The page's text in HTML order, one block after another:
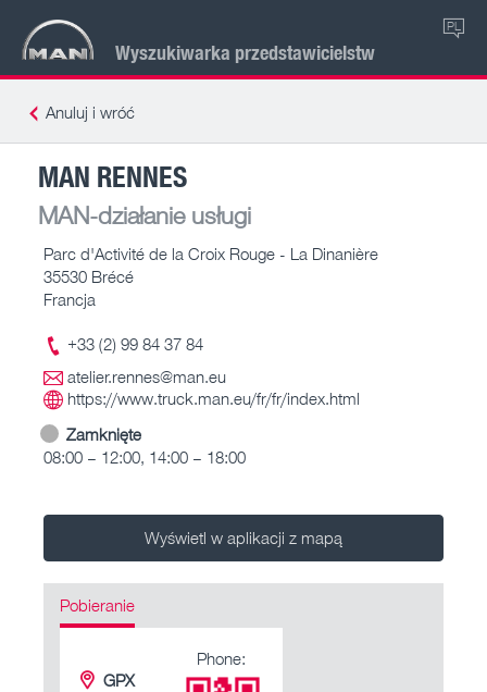
Wyszukiwarka przedstawicielstw
PL
Anuluj i wróć
MAN RENNES
MAN-działanie usługi
Parc d'Activité de la Croix Rouge - La Dinanière
35530 Brécé
Francja
+33 (2) 99 84 37 84
atelier.rennes@man.eu
https://www.truck.man.eu/fr/fr/index.html
Zamknięte
08:00 – 12:00, 14:00 – 18:00
Wyświetl w aplikacji z mapą
Pobieranie
GPX
Phone: